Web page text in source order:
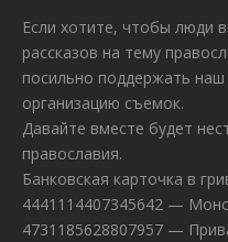
Если хотите, чтобы люди
рассказов на тему
посильно поддержать
организацию съемок.
Давайте вместе будет
православия.
Банковская карточка в
4441114407345642 —
4731185628807957 —